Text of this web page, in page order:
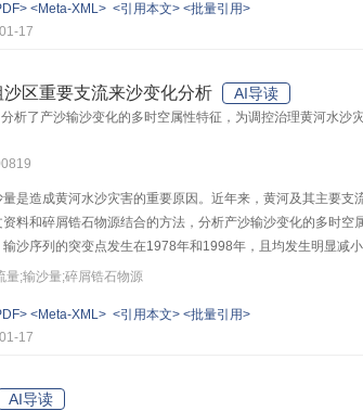
计算模型可较准确地预测河道植被区的悬沙沉积沿程分布，
<Meta-XML> <引用本文> <批量引用>
17
区重要支流来沙变化分析 AI导读
析了产沙输沙变化的多时空属性特征，为调控治理黄河水沙灾
是造成黄河水沙灾害的重要原因。近年来，黄河及其主要
料和碎屑锆石物源结合的方法，分析产沙输沙变化的多时
沙序列的突变点发生在1978年和1998年，且均发生明显
点发生在1979年和1997年，均明显减小。对皇甫川和窟野河
水量，使得泥沙的输移比减小，大量从坡面上侵蚀的黄土
的方法，结合不同尺度的方法，对黄河多沙粗沙区重要支
量;输沙量;碎屑锆石物源
<Meta-XML> <引用本文> <批量引用>
17
AI导读